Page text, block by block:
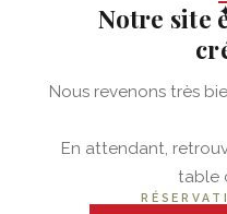
Notre site
Nous revenons très
En attendant,
table